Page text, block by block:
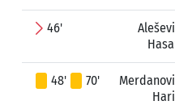
46'
48' 70'